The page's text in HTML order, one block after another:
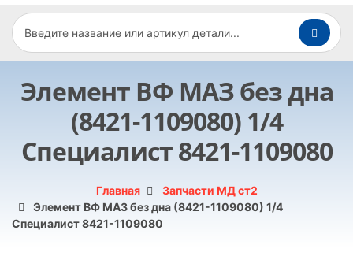
Элемент ВФ МАЗ без дна
(8421-1109080) 1/4
Специалист 8421-1109080
Главная
Запчасти МД ст2
Элемент ВФ МАЗ без дна (8421-1109080) 1/4
Специалист 8421-1109080